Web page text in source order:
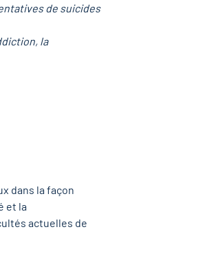
de suicides
, la
dans la façon
et la
actuelles de